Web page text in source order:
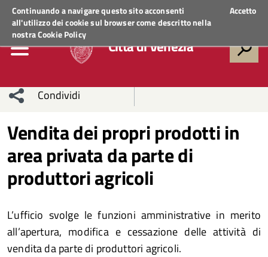
Continuando a navigare questo sito acconsenti
all'utilizzo dei cookie sul browser come descritto nella
nostraCookie Policy
Accetto
Regione VenetoACCEDI AI SERVIZI
Città di Venezia
Condividi
sui social
network
Condividi
Condividi
su
Facebook
Condividi
su
Twitter
Condividi
su
Facebook
Condividi
su
Vendita dei propri prodotti in
area privata da parte di
produttori agricoli
L’ufficio svolge le funzioni amministrative in merito
all’apertura, modifica e cessazione delle attività di
vendita da parte di produttori agricoli.